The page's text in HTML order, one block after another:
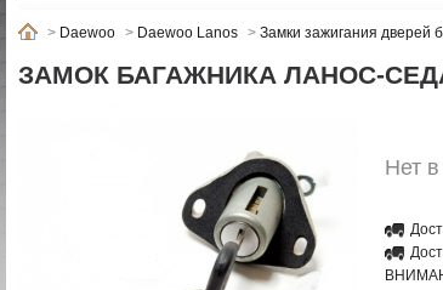
> Daewoo > Daewoo Lanos > Замки зажигания дверей
ЗАМОК БАГАЖНИКА ЛАНОС-
Нет